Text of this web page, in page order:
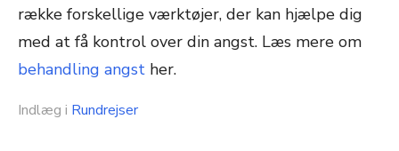
række forskellige værktøjer, der kan hjælpe dig
med at få kontrol over din angst. Læs mere om
behandling angst her.
Indlæg i Rundrejser